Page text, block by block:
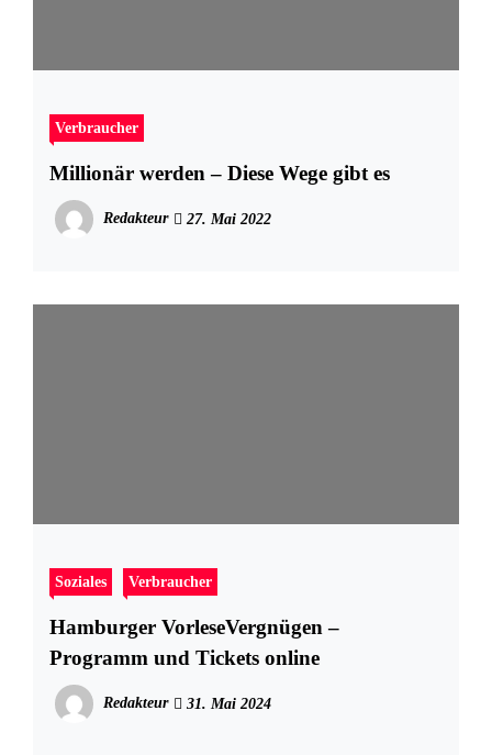
Verbraucher
Millionär werden – Diese Wege gibt es
Redakteur 27. Mai 2022
Soziales Verbraucher
Hamburger VorleseVergnügen –
Programm und Tickets online
Redakteur 31. Mai 2024